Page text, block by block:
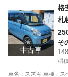
中古車
格
札
そ
稲
車名：スズキ 車種：